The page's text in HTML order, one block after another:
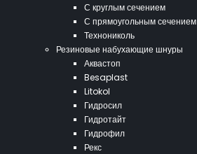
С круглым сечением
С прямоугольным сечением
Технониколь
Резиновые набухающие шнуры
Аквастоп
Besaplast
Litokol
Гидросил
Гидротайт
Гидрофил
Рекс